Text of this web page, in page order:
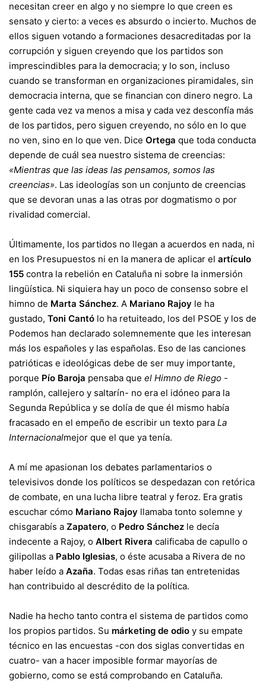
necesitan creer en algo y no siempre lo que creen es
sensato y cierto: a veces es absurdo o incierto. Muchos de
ellos siguen votando a formaciones desacreditadas por la
corrupción y siguen creyendo que los partidos son
imprescindibles para la democracia; y lo son, incluso
cuando se transforman en organizaciones piramidales, sin
democracia interna, que se financian con dinero negro. La
gente cada vez va menos a misa y cada vez desconfía más
de los partidos, pero siguen creyendo, no sólo en lo que
no ven, sino en lo que ven. Dice Ortega que toda conducta
depende de cuál sea nuestro sistema de creencias:
«Mientras que las ideas las pensamos, somos las
creencias». Las ideologías son un conjunto de creencias
que se devoran unas a las otras por dogmatismo o por
rivalidad comercial.
Últimamente, los partidos no llegan a acuerdos en nada, ni
en los Presupuestos ni en la manera de aplicar el artículo
155 contra la rebelión en Cataluña ni sobre la inmersión
lingüística. Ni siquiera hay un poco de consenso sobre el
himno de Marta Sánchez. A Mariano Rajoy le ha
gustado, Toni Cantó lo ha retuiteado, los del PSOE y los de
Podemos han declarado solemnemente que les interesan
más los españoles y las españolas. Eso de las canciones
patrióticas e ideológicas debe de ser muy importante,
porque Pío Baroja pensaba que el Himno de Riego -
ramplón, callejero y saltarín- no era el idóneo para la
Segunda República y se dolía de que él mismo había
fracasado en el empeño de escribir un texto para La
Internacionalmejor que el que ya tenía.
A mí me apasionan los debates parlamentarios o
televisivos donde los políticos se despedazan con retórica
de combate, en una lucha libre teatral y feroz. Era gratis
escuchar cómo Mariano Rajoy llamaba tonto solemne y
chisgarabís a Zapatero, o Pedro Sánchez le decía
indecente a Rajoy, o Albert Rivera calificaba de capullo o
gilipollas a Pablo Iglesias, o éste acusaba a Rivera de no
haber leído a Azaña. Todas esas riñas tan entretenidas
han contribuido al descrédito de la política.
Nadie ha hecho tanto contra el sistema de partidos como
los propios partidos. Su márketing de odio y su empate
técnico en las encuestas -con dos siglas convertidas en
cuatro- van a hacer imposible formar mayorías de
gobierno, como se está comprobando en Cataluña.